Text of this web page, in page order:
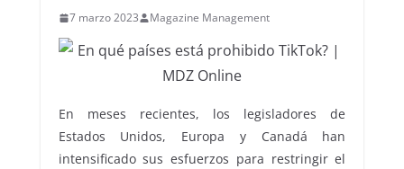
7 marzo 2023 Magazine Management
En meses recientes, los legisladores de
Estados Unidos, Europa y Canadá han
intensificado sus esfuerzos para restringir el